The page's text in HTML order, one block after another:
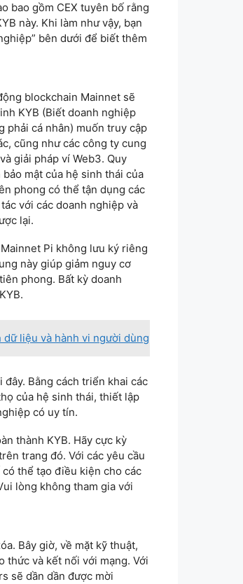
bao gồm CEX tuyên bố rằng
này. Khi làm như vậy, bạn
bên dưới để biết thêm
blockchain Mainnet sẽ
KYB (Biết doanh nghiệp
phải cá nhân) muốn truy cập
cũng như các công ty cung
giải pháp ví Web3. Quy
mật của hệ sinh thái của
phong có thể tận dụng các
với các doanh nghiệp và
lại.
Pi không lưu ký riêng
này giúp giảm nguy cơ
phong. Bất kỳ doanh
liệu và hành vi người dùng
Bằng cách triển khai các
của hệ sinh thái, thiết lập
có uy tín.
thành KYB. Hãy cực kỳ
trang đó. Với các yêu cầu
thể tạo điều kiện cho các
lòng không tham gia với
Bây giờ, về mặt kỹ thuật,
thức và kết nối với mạng. Với
sẽ dần dần được mời